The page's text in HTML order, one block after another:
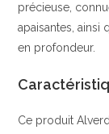
précieuse,
apaisantes, ainsi
en profondeur.
Ce produit